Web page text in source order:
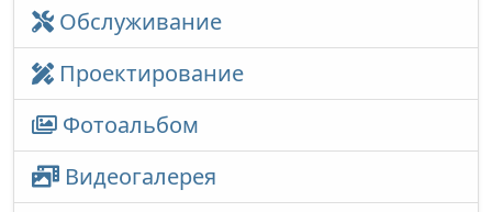
Обслуживание
Проектирование
Фотоальбом
Видеогалерея